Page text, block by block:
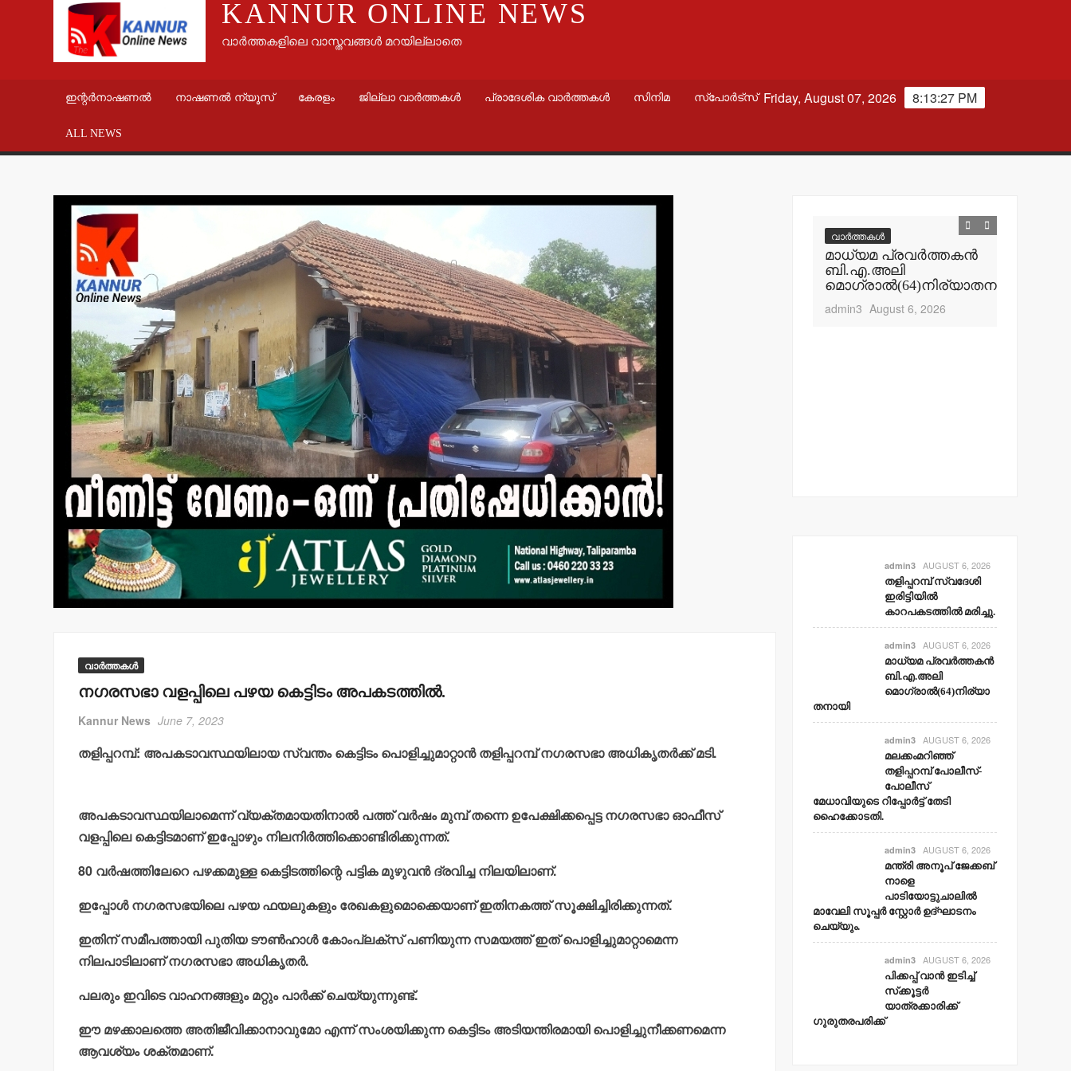
KANNUR ONLINE NEWS
വാർത്തകളിലെ വാസ്തവങ്ങൾ മറയില്ലാതെ
ഇന്റർനാഷണൽ നാഷണൽ ന്യൂസ് കേരളം ജില്ലാ വാർത്തകൾ പ്രാദേശിക വാർത്തകൾ സിനിമ സ്പോർട്സ്
ALL NEWS
8:13:28 PM
Friday, August 07, 2026
വാർത്തകൾ
നഗരസഭാ വളപ്പിലെ പഴയ കെട്ടിടം അപകടത്തില്‍.
Kannur News June 7, 2023
തളിപ്പറമ്പ്: അപകടാവസ്ഥയിലായ സ്വന്തം കെട്ടിടം പൊളിച്ചുമാറ്റാന്‍ തളിപ്പറമ്പ് നഗരസഭാ അധികൃതര്‍ക്ക് മടി.
അപകടാവസ്ഥയിലാമെന്ന് വ്യക്തമായതിനാല്‍ പത്ത് വര്‍ഷം മുമ്പ് തന്നെ ഉപേക്ഷിക്കപ്പെട്ട നഗരസഭാ ഓഫീസ്
വളപ്പിലെ കെട്ടിടമാണ് ഇപ്പോഴും നിലനിര്‍ത്തിക്കൊണ്ടിരിക്കുന്നത്.
80 വര്‍ഷത്തിലേറെ പഴക്കമുള്ള കെട്ടിടത്തിന്റെ പട്ടിക മുഴുവന്‍ ദ്രവിച്ച നിലയിലാണ്.
ഇപ്പോള്‍ നഗരസഭയിലെ പഴയ ഫയലുകളും രേഖകളുമൊക്കെയാണ് ഇതിനകത്ത് സൂക്ഷിച്ചിരിക്കുന്നത്.
ഇതിന് സമീപത്തായി പുതിയ ടൗണ്‍ഹാള്‍ കോംപ്ലക്‌സ് പണിയുന്ന സമയത്ത് ഇത് പൊളിച്ചുമാറ്റാമെന്ന
നിലപാടിലാണ് നഗരസഭാ അധികൃതര്‍.
പലരും ഇവിടെ വാഹനങ്ങളും മറ്റും പാര്‍ക്ക് ചെയ്യുന്നുണ്ട്.
ഈ മഴക്കാലത്തെ അതിജീവിക്കാനാവുമോ എന്ന് സംശയിക്കുന്ന കെട്ടിടം അടിയന്തിരമായി പൊളിച്ചുനീക്കണമെന്ന
ആവശ്യം ശക്തമാണ്.
വാർത്തകൾ
പിക്കപ്പ് വാന്‍ ഇടിച്ച്
സ്‌ക്കൂട്ടര്‍
യാത്രക്കാരിക്ക്
ഗുരുതരപരിക്ക്
admin3 August 6, 2026
ഇരിട്ടിയില്‍
കാറപകടത്തില്‍ മരിച്ചു.
admin3
വാർത്തകൾ
മാധ്യമ പ്രവര്‍ത്തകന്‍
ബി.എ.അലി
മൊഗ്രാല്‍(64)നിര്യാതനായി
admin3 August 6, 2026
admin3 AUGUST 6, 2026
തളിപ്പറമ്പ് സ്വദേശി
ഇരിട്ടിയില്‍
കാറപകടത്തില്‍ മരിച്ചു.
admin3 AUGUST 6, 2026
മാധ്യമ പ്രവര്‍ത്തകന്‍
ബി.എ.അലി
മൊഗ്രാല്‍(64)നിര്യാ
തനായി
admin3 AUGUST 6, 2026
മലക്കംമറിഞ്ഞ്
തളിപ്പറമ്പ് പോലീസ്-
പോലീസ്
മേധാവിയുടെ റിപ്പോര്‍ട്ട് തേടി
ഹൈക്കോടതി.
admin3 AUGUST 6, 2026
മന്ത്രി അനൂപ് ജേക്കബ്
നാളെ
പാടിയോട്ടുചാലില്‍
മാവേലി സൂപ്പര്‍ സ്റ്റോര്‍ ഉദ്ഘാടനം
ചെയ്യും.
admin3 AUGUST 6, 2026
പിക്കപ്പ് വാന്‍ ഇടിച്ച്
സ്‌ക്കൂട്ടര്‍
യാത്രക്കാരിക്ക്
ഗുരുതരപരിക്ക്